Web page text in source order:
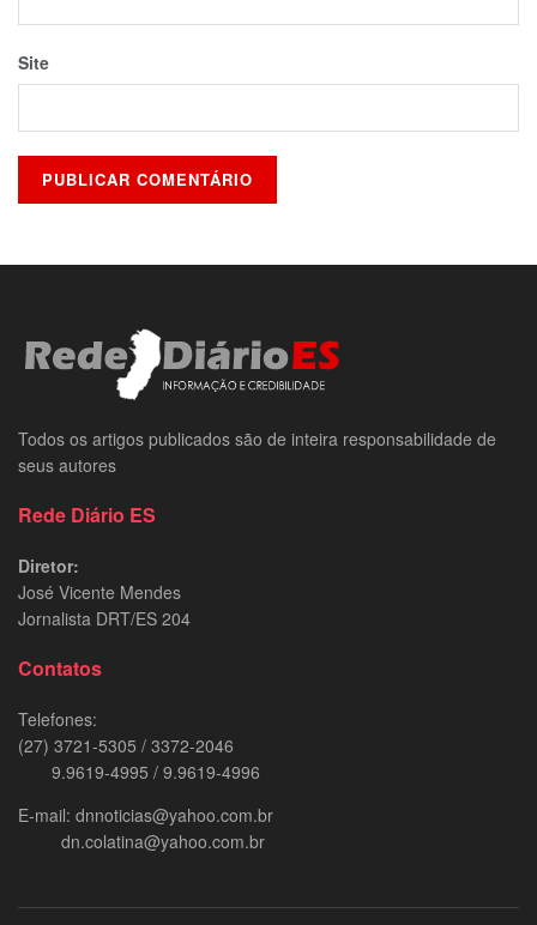
Site
Todos os artigos publicados são de inteira responsabilidade de
seus autores
Rede Diário ES
Diretor:
José Vicente Mendes
Jornalista DRT/ES 204
Contatos
Telefones:
(27) 3721-5305 / 3372-2046
9.9619-4995 / 9.9619-4996
E-mail: dnnoticias@yahoo.com.br
dn.colatina@yahoo.com.br